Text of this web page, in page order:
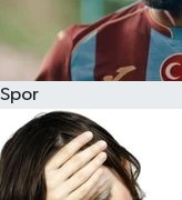
Spor
Spor
Çocuk